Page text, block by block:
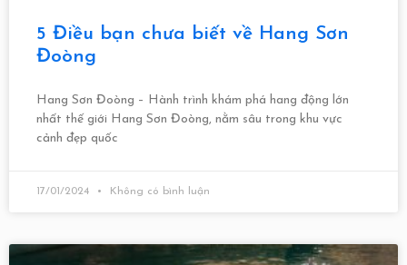
5 Điều bạn chưa biết về Hang Sơn
Đoòng
Hang Sơn Đoòng – Hành trình khám phá hang động lớn
nhất thế giới Hang Sơn Đoòng, nằm sâu trong khu vực
cảnh đẹp quốc
17/01/2024 Không có bình luận